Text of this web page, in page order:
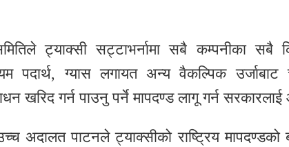
ट्याक्सी सट्टाभर्नामा सबै कम्पनीका सबै
पदार्थ, ग्यास लगायत अन्य वैकल्पिक
खरिद गर्न पाउनु पर्ने मापदण्ड लागू गर्न
अदालत पाटनले ट्याक्सीको राष्ट्रिय मापदण्डको